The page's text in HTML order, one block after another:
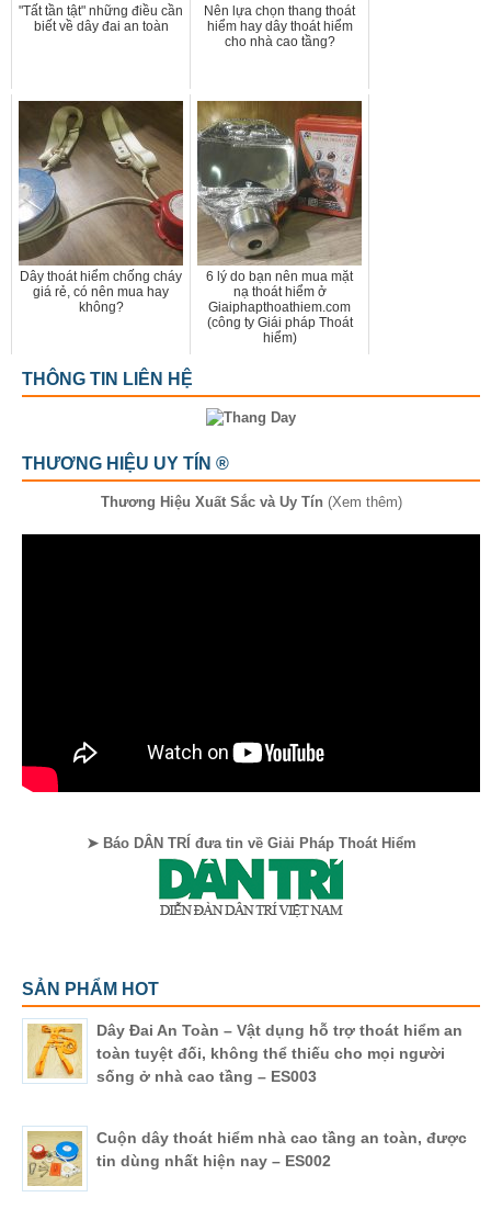
"Tất tần tật" những điều cần
biết về dây đai an toàn
Nên lựa chọn thang thoát
hiểm hay dây thoát hiểm
cho nhà cao tầng?
Dây thoát hiểm chống cháy
giá rẻ, có nên mua hay
không?
6 lý do bạn nên mua mặt
nạ thoát hiểm ở
Giaiphapthoathiem.com
(công ty Giái pháp Thoát
hiểm)
THÔNG TIN LIÊN HỆ
THƯƠNG HIỆU UY TÍN ®
Thương Hiệu Xuất Sắc và Uy Tín (Xem thêm)
➤ Báo DÂN TRÍ đưa tin về Giải Pháp Thoát Hiểm
SẢN PHẨM HOT
Dây Đai An Toàn – Vật dụng hỗ trợ thoát hiểm an
toàn tuyệt đối, không thể thiếu cho mọi người
sống ở nhà cao tầng – ES003
Cuộn dây thoát hiểm nhà cao tầng an toàn, được
tin dùng nhất hiện nay – ES002